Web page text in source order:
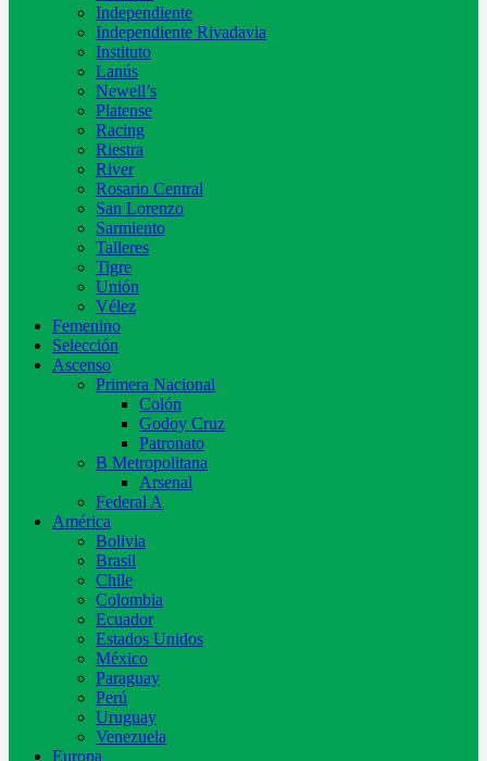
Independiente
Independiente Rivadavia
Instituto
Lanús
Newell’s
Platense
Racing
Riestra
River
Rosario Central
San Lorenzo
Sarmiento
Talleres
Tigre
Unión
Vélez
Femenino
Selección
Ascenso
Primera Nacional
Colón
Godoy Cruz
Patronato
B Metropolitana
Arsenal
Federal A
América
Bolivia
Brasil
Chile
Colombia
Ecuador
Estados Unidos
México
Paraguay
Perú
Uruguay
Venezuela
Europa